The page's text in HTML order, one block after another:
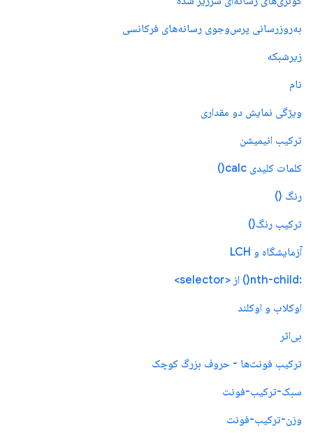
به‌روزرسانی پرس‌وجوی رسانه‌های فرکانسی
زیرشبکه
نام
ویژگی نمایش دو مقداری
ترکیب انیمیشن
کلمات کلیدی calc()
رنگ ()
ترکیب رنگ()
آزمایشگاه و LCH
:nth-child() از <selector>
اوکلاب و اوکلند
بی‌اثر
ترکیب فونت‌ها - حروف بزرگ کوچک
سبک-ترکیب-فونت
وزن-ترکیب-فونت